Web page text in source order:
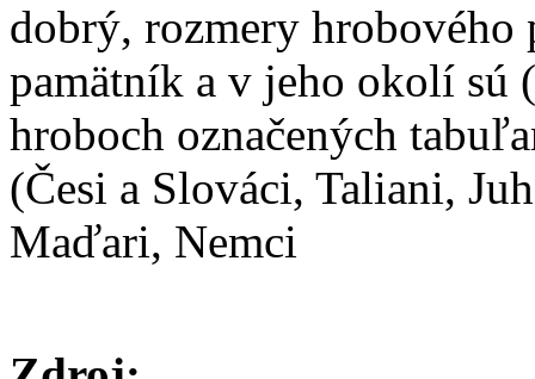
dobrý, rozmery
pamätník a v jeho okolí
hroboch označených
(Česi a Slováci, Taliani,
Maďari, Nemci